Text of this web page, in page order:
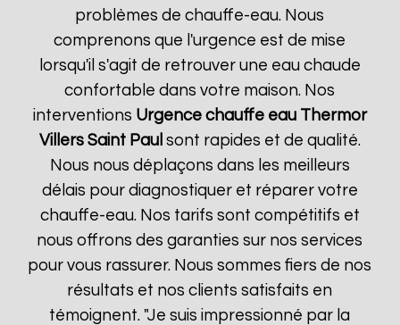
problèmes de chauffe-eau. Nous
comprenons que l'urgence est de mise
lorsqu'il s'agit de retrouver une eau chaude
confortable dans votre maison. Nos
interventions Urgence chauffe eau Thermor
Villers Saint Paul sont rapides et de qualité.
Nous nous déplaçons dans les meilleurs
délais pour diagnostiquer et réparer votre
chauffe-eau. Nos tarifs sont compétitifs et
nous offrons des garanties sur nos services
pour vous rassurer. Nous sommes fiers de nos
résultats et nos clients satisfaits en
témoignent. "Je suis impressionné par la